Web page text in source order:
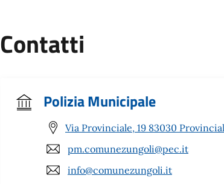
Contatti
Polizia Municipale
Via Provinciale, 19 83030
pm.comunezungoli@pec.it
info@comunezungoli.it